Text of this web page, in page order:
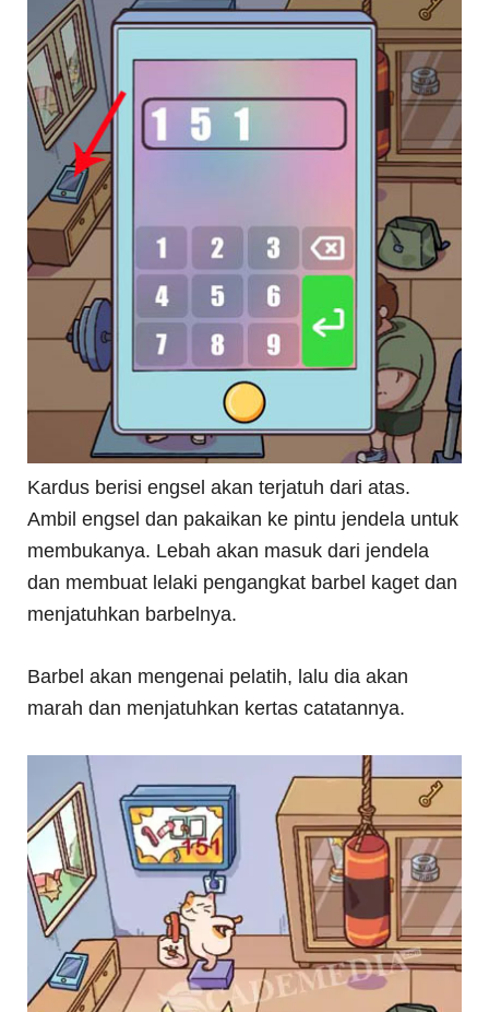
Kardus berisi engsel akan terjatuh dari atas.
Ambil engsel dan pakaikan ke pintu jendela untuk
membukanya. Lebah akan masuk dari jendela
dan membuat lelaki pengangkat barbel kaget dan
menjatuhkan barbelnya.
Barbel akan mengenai pelatih, lalu dia akan
marah dan menjatuhkan kertas catatannya.